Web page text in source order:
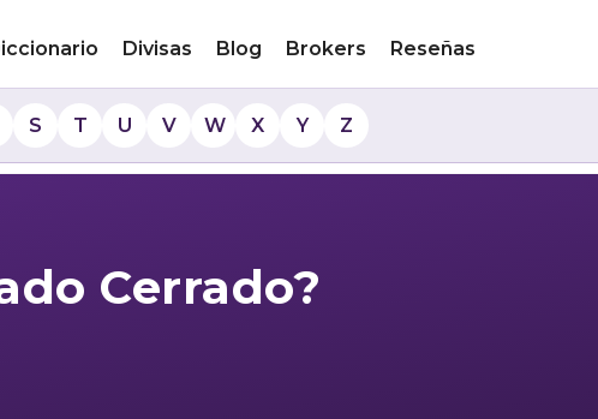
Divisas Blog Brokers Reseñas
S T U V W X Y Z
Cerrado?